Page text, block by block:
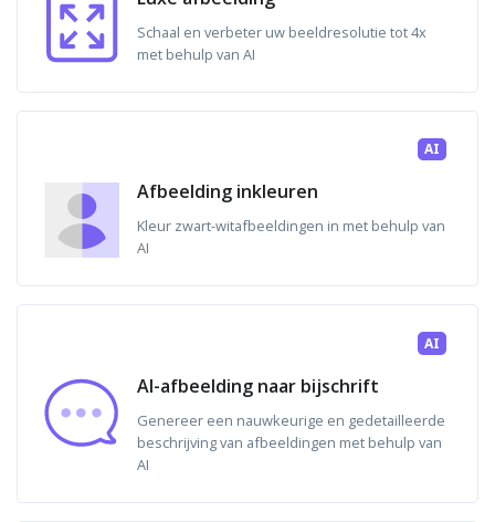
Schaal en verbeter uw beeldresolutie tot 4x
met behulp van AI
AI
Afbeelding inkleuren
Kleur zwart-witafbeeldingen in met behulp van
AI
AI
AI-afbeelding naar bijschrift
Genereer een nauwkeurige en gedetailleerde
beschrijving van afbeeldingen met behulp van
AI